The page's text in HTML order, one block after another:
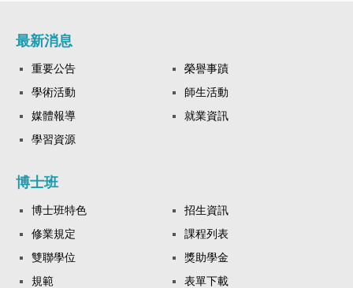
最新消息
重要公告
榮譽事蹟
學術活動
師生活動
媒體報導
就業資訊
學習資源
博士班
博士班特色
招生資訊
修業規定
課程列表
雙聯學位
獎助學金
規範
表單下載